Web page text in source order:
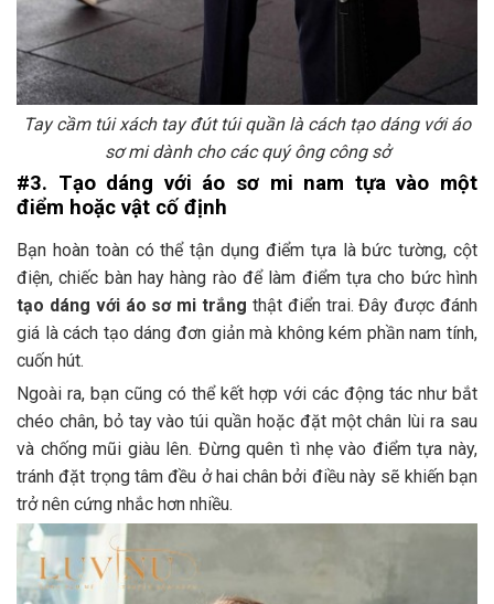
Tay cầm túi xách tay đút túi quần là cách tạo dáng với áo
sơ mi dành cho các quý ông công sở
#3. Tạo dáng với áo sơ mi nam tựa vào một
điểm hoặc vật cố định
Bạn hoàn toàn có thể tận dụng điểm tựa là bức tường, cột
điện, chiếc bàn hay hàng rào để làm điểm tựa cho bức hình
tạo dáng với áo sơ mi trắng thật điển trai. Đây được đánh
giá là cách tạo dáng đơn giản mà không kém phần nam tính,
cuốn hút.
Ngoài ra, bạn cũng có thể kết hợp với các động tác như bắt
chéo chân, bỏ tay vào túi quần hoặc đặt một chân lùi ra sau
và chống mũi giàu lên. Đừng quên tì nhẹ vào điểm tựa này,
tránh đặt trọng tâm đều ở hai chân bởi điều này sẽ khiến bạn
trở nên cứng nhắc hơn nhiều.